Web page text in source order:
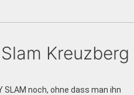
Kreuzberg
SLAM noch, ohne dass man ihn